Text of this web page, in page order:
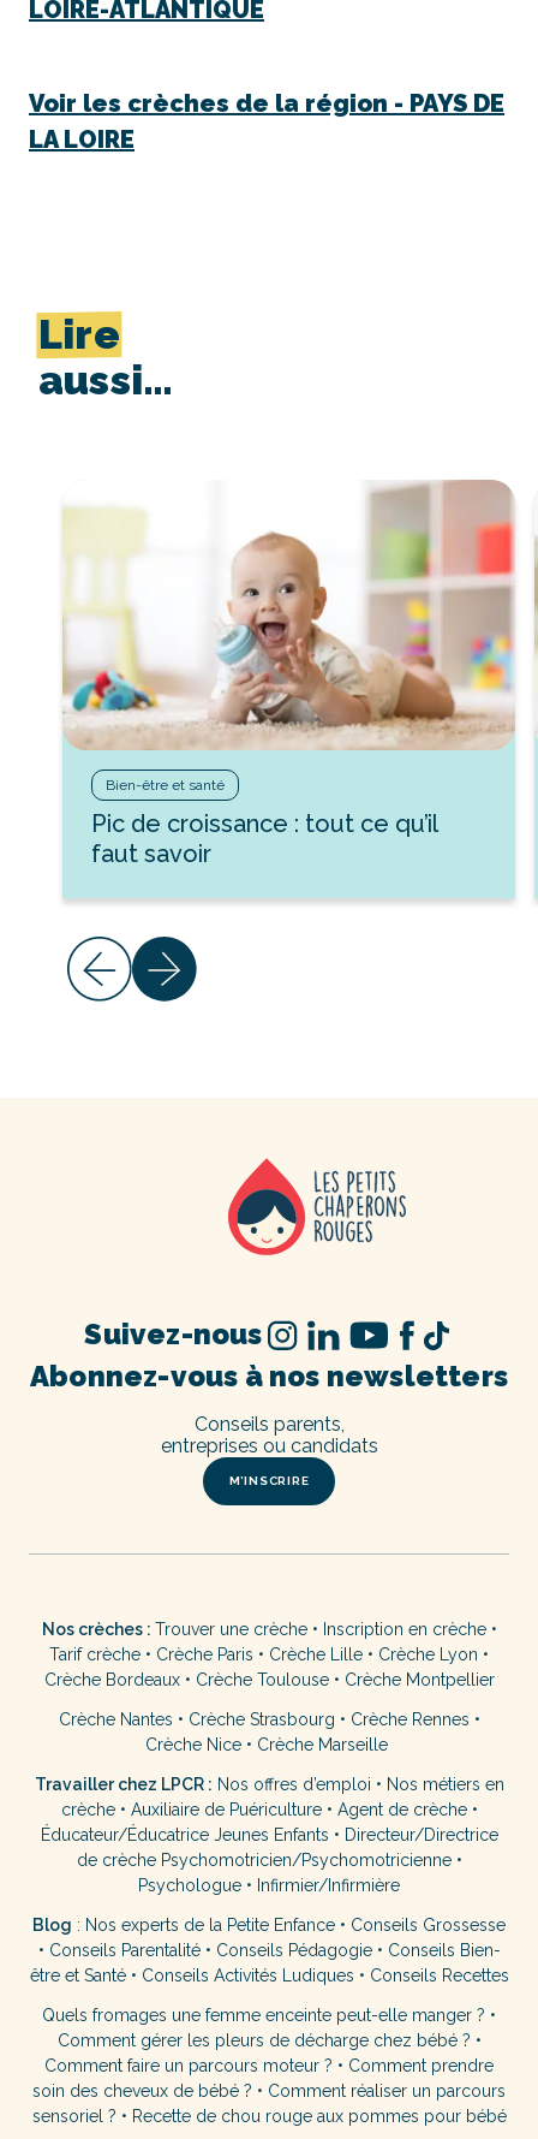
LOIRE-ATLANTIQUE
Voir les crèches de la région - PAYS DE
LA LOIRE
Lire
aussi…
Bien-être et santé
Pic de croissance : tout ce qu’il
faut savoir
Abonnez-vous à nos newsletters
M’INSCRIRE
Conseils parents,
entreprises ou candidats
Suivez-nous
Nos crèches : Trouver une crèche• Inscription en crèche•
Tarif crèche • Crèche Paris • Crèche Lille • Crèche Lyon •
Crèche Bordeaux• Crèche Toulouse• Crèche Montpellier
Crèche Nantes • Crèche Strasbourg • Crèche Rennes •
Crèche Nice • Crèche Marseille
Travailler chez LPCR : Nos offres d’emploi • Nos métiers en
crèche• Auxiliaire de Puériculture• Agent de crèche•
Éducateur/Éducatrice Jeunes Enfants • Directeur/Directrice
de crèche Psychomotricien/Psychomotricienne•
Psychologue • Infirmier/Infirmière
Blog : Nos experts de la Petite Enfance • Conseils Grossesse
• Conseils Parentalité• Conseils Pédagogie• Conseils Bien-
être et Santé• Conseils Activités Ludiques • Conseils Recettes
Quels fromages une femme enceinte peut-elle manger ? •
Comment gérer les pleurs de décharge chez bébé ? •
Comment faire un parcours moteur ? • Comment prendre
soin des cheveux de bébé ? • Comment réaliser un parcours
sensoriel ? • Recette de chou rouge aux pommes pour bébé